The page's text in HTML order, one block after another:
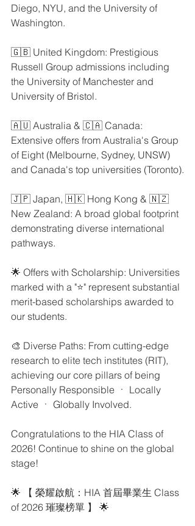
Diego, NYU, and the University of
Washington.
🇬🇧 United Kingdom: Prestigious
Russell Group admissions including
the University of Manchester and
University of Bristol.
🇦🇺 Australia & 🇨🇦 Canada:
Extensive offers from Australia's Group
of Eight (Melbourne, Sydney, UNSW)
and Canada's top universities (Toronto).
🇯🇵 Japan, 🇭🇰 Hong Kong & 🇳🇿
New Zealand: A broad global footprint
demonstrating diverse international
pathways.
🌟 Offers with Scholarship: Universities
marked with a "⭐" represent substantial
merit-based scholarships awarded to
our students.
🎨 Diverse Paths: From cutting-edge
research to elite tech institutes (RIT),
achieving our core pillars of being
Personally Responsible ㆍ Locally
Active ㆍ Globally Involved.
Congratulations to the HIA Class of
2026! Continue to shine on the global
stage!
🌟 【 榮耀啟航：HIA 首屆畢業生 Class
of 2026 璀璨榜單 】 🌟